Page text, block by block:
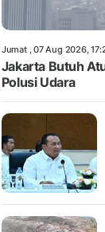
Jumat , 07 Aug 2026,
Jakarta Butuh
Polusi Udara